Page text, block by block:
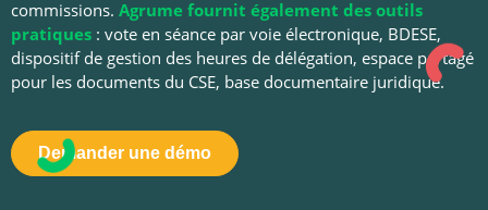
commissions. Agrume fournit également des outils
pratiques : vote en séance par voie électronique, BDESE,
dispositif de gestion des heures de délégation, espace partagé
pour les documents du CSE, base documentaire juridique.
Demander une démo